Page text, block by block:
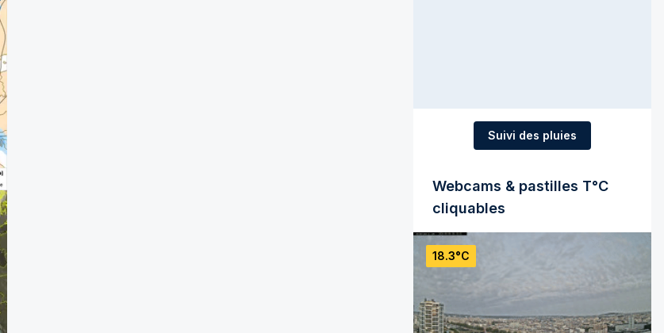
Suivi des pluies
Webcams & pastilles T°C
cliquables
18.3°C